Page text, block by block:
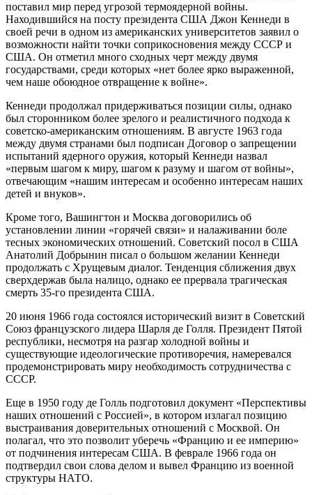
поставил мир перед угрозой термоядерной войны.
Находившийся на посту президента США Джон Кеннеди в
своей речи в одном из американских университетов заявил о
возможности найти точки соприкосновения между СССР и
США. Он отметил много сходных черт между двумя
государствами, среди которых «нет более ярко выраженной,
чем наше обоюдное отвращение к войне».
Кеннеди продолжал придерживаться позиции силы, однако
был сторонником более зрелого и реалистичного подхода к
советско-американским отношениям. В августе 1963 года
между двумя странами был подписан Договор о запрещении
испытаний ядерного оружия, который Кеннеди назвал
«первым шагом к миру, шагом к разуму и шагом от войны»,
отвечающим «нашим интересам и особенно интересам наших
детей и внуков».
Кроме того, Вашингтон и Москва договорились об
установлении линии «горячей связи» и налаживании боле
тесных экономических отношений. Советский посол в США
Анатолий Добрынин писал о большом желании Кеннеди
продолжать с Хрущевым диалог. Тенденция сближения двух
сверхдержав была налицо, однако ее прервала трагическая
смерть 35-го президента США.
20 июня 1966 года состоялся исторический визит в Советский
Союз французского лидера Шарля де Голля. Президент Пятой
республики, несмотря на разгар холодной войны и
существующие идеологические противоречия, намеревался
продемонстрировать миру необходимость сотрудничества с
СССР.
Еще в 1950 году де Голль подготовил документ «Перспективы
наших отношений с Россией», в котором излагал позицию
выстраивания доверительных отношений с Москвой. Он
полагал, что это позволит уберечь «Францию и ее империю»
от подчинения интересам США. В феврале 1966 года он
подтвердил свои слова делом и вывел Францию из военной
структуры НАТО.